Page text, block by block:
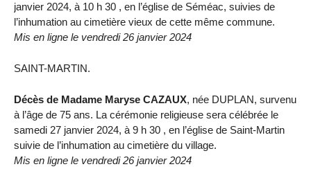
janvier 2024, à 10 h 30 , en l’église de Séméac, suivies de
l’inhumation au cimetière vieux de cette même commune.
Mis en ligne le vendredi 26 janvier 2024
SAINT-MARTIN.
Décès de Madame Maryse CAZAUX, née DUPLAN, survenu
à l’âge de 75 ans. La cérémonie religieuse sera célébrée le
samedi 27 janvier 2024, à 9 h 30 , en l’église de Saint-Martin
suivie de l’inhumation au cimetière du village.
Mis en ligne le vendredi 26 janvier 2024